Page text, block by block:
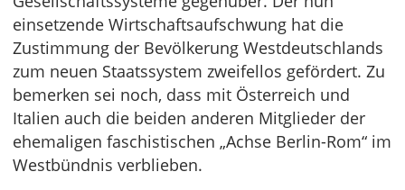
einsetzende Wirtschaftsaufschwung hat die
Zustimmung der Bevölkerung Westdeutschlands
zum neuen Staatssystem zweifellos gefördert. Zu
bemerken sei noch, dass mit Österreich und
Italien auch die beiden anderen Mitglieder der
ehemaligen faschistischen „Achse Berlin-Rom“ im
Westbündnis verblieben.